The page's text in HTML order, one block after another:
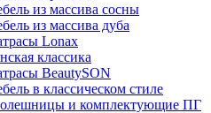
из массива сосны
из массива дуба
Lonax
классика
BeautySON
в классическом стиле
и комплектующие ПГ